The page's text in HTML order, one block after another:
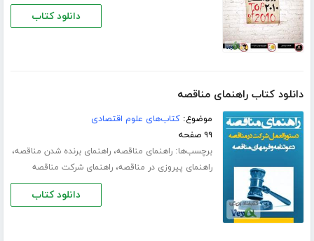
دانلود کتاب
دانلود کتاب راهنمای مناقصه
موضوع:کتاب‌های علوم اقتصادی
۹۹ صفحه
برچسب‌ها:راهنمای مناقصه،راهنمای برنده شدن مناقصه،
راهنمای پیروزی در مناقصه،راهنمای شرکت مناقصه
دانلود کتاب